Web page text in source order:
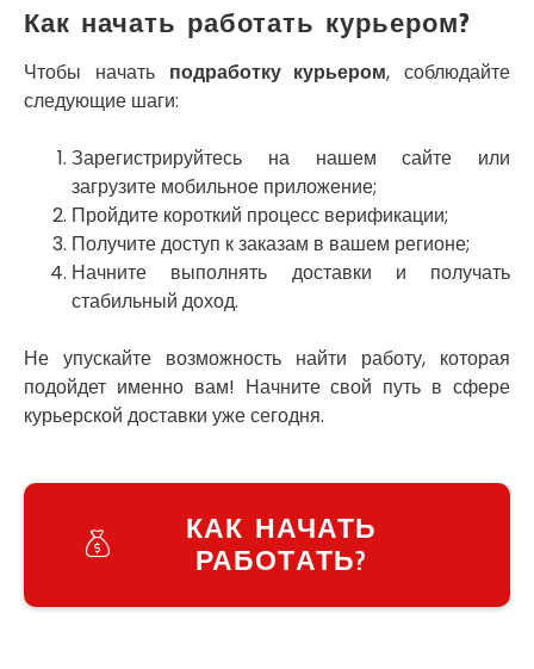
Как начать работать курьером?
Чтобы начать подработку курьером, соблюдайте
следующие шаги:
Зарегистрируйтесь на нашем сайте или
загрузите мобильное приложение;
Пройдите короткий процесс верификации;
Получите доступ к заказам в вашем регионе;
Начните выполнять доставки и получать
стабильный доход.
Не упускайте возможность найти работу, которая
подойдет именно вам! Начните свой путь в сфере
курьерской доставки уже сегодня.
КАК НАЧАТЬ
РАБОТАТЬ?
Верхнеднепровск
Винники
Вишенки
Вита-Почтовая
Волчинец
Вольнянск
Вознесенск
Вышгород
Яготин
Южноукраинск
Запорожье
Заречаны
Зазимье
Желтые Воды
Змиев
Звенигородка